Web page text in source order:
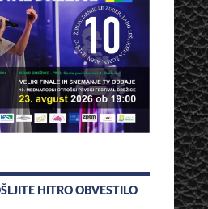
HITRO OBVESTILO